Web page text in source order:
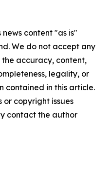
news content "as is"
We do not accept any
accuracy, content,
legality, or
contained in this article.
copyright issues
contact the author